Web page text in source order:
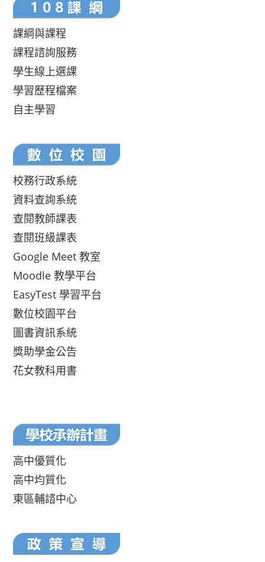
課綱與課程
課程諮詢服務
學生線上選課
學習歷程檔案
自主學習
校務行政系統
資料查詢系統
查閱教師課表
查閱班級課表
Google Meet 教室
Moodle 教學平台
EasyTest 學習平台
數位校園平台
圖書資訊系統
獎助學金公告
花女教科用書
高中優質化
高中均質化
東區輔諮中心